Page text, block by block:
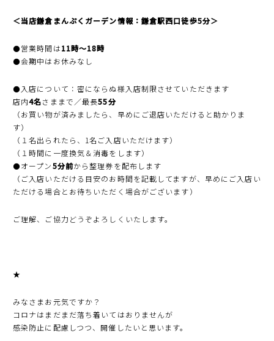
＜当店鎌倉まんぷくガーデン情報：鎌倉駅西口徒歩5分＞
⚫️営業時間は11時〜18時
⚫️会期中はお休みなし
⚫️入店について：密にならぬ様入店制限させていただきます
店内4名さままで／最長55分
（お買い物が済みましたら、早めにご退店いただけると助かりま
す）
（１名出られたら、1名ご入店いただけます）
（１時間に一度換気＆消毒をします）
⚫️オープン5分前から整理券を配布します
（ご入店いただける目安のお時間を記載してますが、早めにご入店い
ただける場合とお待ちいただく場合がございます）
ご理解、ご協力どうぞよろしくいたします。
★
みなさまお元気ですか？
コロナはまだまだ落ち着いてはおりませんが
感染防止に配慮しつつ、開催したいと思います。